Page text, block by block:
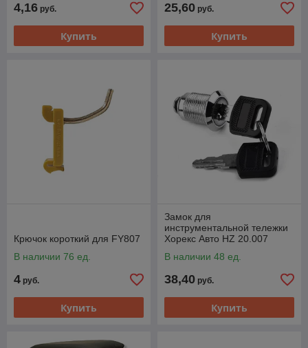
4,16 руб.
Купить
25,60 руб.
Купить
Крючок короткий для FY807
В наличии 76 ед.
4 руб.
Купить
Замок для
инструментальной тележки
Хорекс Авто HZ 20.007
В наличии 48 ед.
38,40 руб.
Купить